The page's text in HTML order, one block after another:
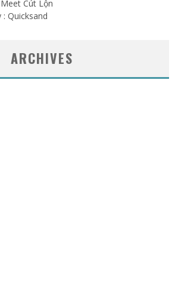
Cút Lộn
Quicksand
ARCHIVES